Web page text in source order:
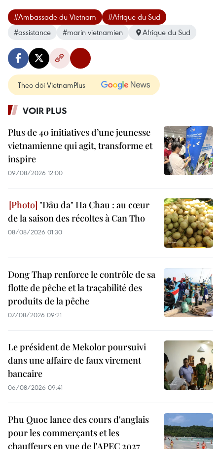
#Ambassade du Vietnam
#Afrique du Sud
#assistance
#marin vietnamien Afrique du Sud
Theo dõi VietnamPlus
VOIR PLUS
Plus de 40 initiatives d’une jeunesse
vietnamienne qui agit, transforme et
inspire
09/08/2026 12:00
"Dâu da" Ha Chau : au cœur
de la saison des récoltes à Can Tho
08/08/2026 01:30
Dong Thap renforce le contrôle de sa
flotte de pêche et la traçabilité des
produits de la pêche
07/08/2026 09:21
Le président de Mekolor poursuivi
dans une affaire de faux virement
bancaire
06/08/2026 09:41
Phu Quoc lance des cours d'anglais
pour les commerçants et les
chauffeurs en vue de l'APEC 2027